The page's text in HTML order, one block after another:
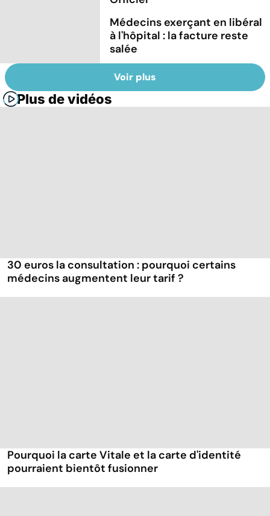
Médecins exerçant en libéral
à l'hôpital : la facture reste
salée
Voir plus
Plus de vidéos
30 euros la consultation : pourquoi certains
médecins augmentent leur tarif ?
Pourquoi la carte Vitale et la carte d'identité
pourraient bientôt fusionner